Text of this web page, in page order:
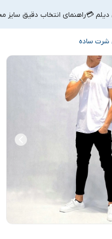
دیلم 💳راهنمای انتخاب دقیق سایز
شرت ساده